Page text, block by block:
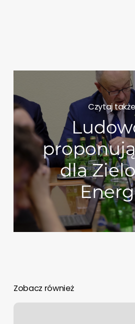
Czytaj
dla
Zobacz również